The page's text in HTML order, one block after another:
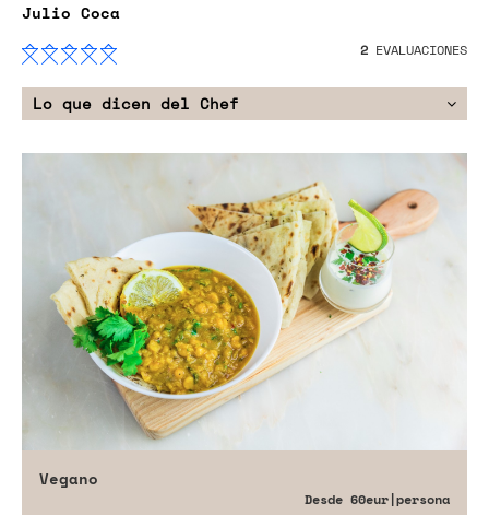
Julio Coca
2 EVALUACIONES
Lo que dicen del Chef
Vegano
Desde 60eur|persona